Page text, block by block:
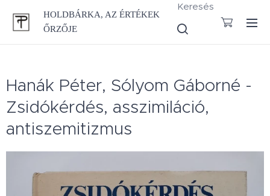
HOLDBÁRKA, AZ ÉRTÉKEK
ŐRZŐJE
Keresés
Hanák Péter, Sólyom Gáborné -
Zsidókérdés, asszimiláció,
antiszemitizmus